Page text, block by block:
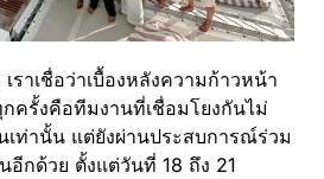
ราเชื่อว่าเบื้องหลังความก้าวหน้า
ครั้งคือทีมงานที่เชื่อมโยงกันไม่
เท่านั้น แต่ยังผ่านประสบการณ์ร่วม
กด้วย ตั้งแต่วันที่ 18 ถึง 21